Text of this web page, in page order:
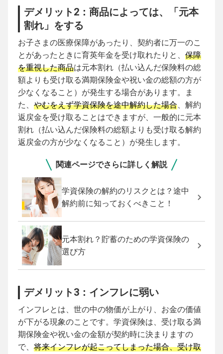
デメリット2：商品によっては、「元本
割れ」をする
お子さまの医療保障があったり、契約者に万一のこ
とがあったときに育英年金を受け取れたりと、 保障
を重視した商品は元本割れ（払い込んだ保険料の総
額よりも受け取る満期保険金や祝い金の総額の方が
少なくなる こと）が発生する場合があります。ま
た、 やむをえず学資保険を途中解約した場合、解約
返戻金を受け取ることはできますが、一般的に元本
割れ（払い込んだ保険料の総額よりも受け取る解約
返戻金の方が少なくなること）が発生します。
関連ページでさらに詳しく解説
学資保険の解約のリスクとは？途中
解約前に知っておくべきこと！
元本割れ？貯蓄のための学資保険の
選び方
デメリット3：インフレに弱い
インフレとは、世の中の物価が上がり、お金の価値
が下がる現象のことです。学資保険は、受け取る満
期保険金や祝い金の金額が契約時に決まりますの
で、 将来インフレが起こってしまった場合、受け取